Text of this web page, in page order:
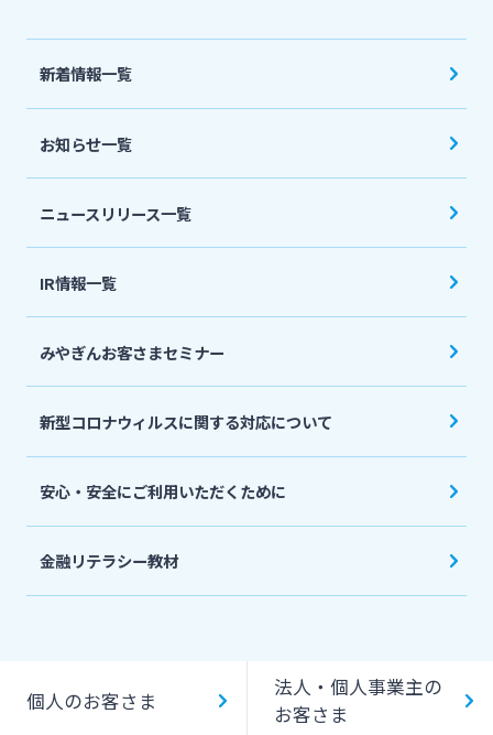
株主・投資家の皆さま
ニュースリリース一覧
採用情報
新着情報一覧
お知らせ一覧
ニュースリリース一覧
IR情報一覧
みやぎんお客さまセミナー
新型コロナウィルスに関する対応について
安心・安全にご利用いただくために
金融リテラシー教材
個人のお客さま
法人・個人事業主の
お客さま